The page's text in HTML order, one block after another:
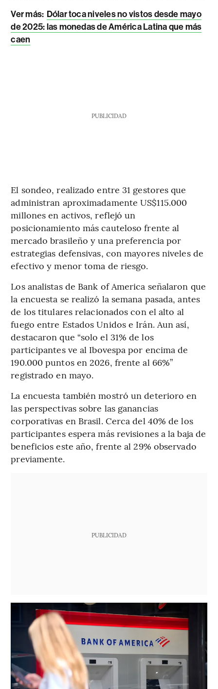
Ver más: Dólar toca niveles no vistos desde mayo
de 2025: las monedas de América Latina que más
caen
PUBLICIDAD
El sondeo, realizado entre 31 gestores que
administran aproximadamente US$115.000
millones en activos, reflejó un
posicionamiento más cauteloso frente al
mercado brasileño y una preferencia por
estrategias defensivas, con mayores niveles de
efectivo y menor toma de riesgo.
Los analistas de Bank of America señalaron que
la encuesta se realizó la semana pasada, antes
de los titulares relacionados con el alto al
fuego entre Estados Unidos e Irán. Aun así,
destacaron que “solo el 31% de los
participantes ve al Ibovespa por encima de
190.000 puntos en 2026, frente al 66%”
registrado en mayo.
La encuesta también mostró un deterioro en
las perspectivas sobre las ganancias
corporativas en Brasil. Cerca del 40% de los
participantes espera más revisiones a la baja de
beneficios este año, frente al 29% observado
previamente.
PUBLICIDAD